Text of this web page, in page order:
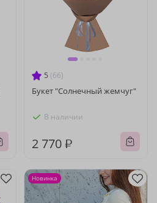
5 (66)
Букет "Солнечный жемчуг"
В наличии
2 770 ₽
Новинка